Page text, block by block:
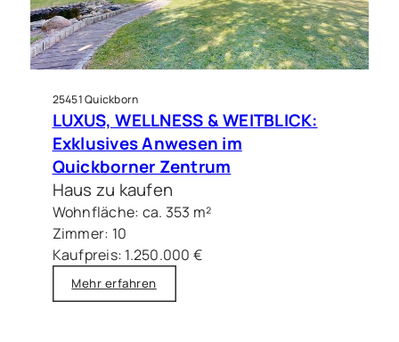
25451 Quickborn
LUXUS, WELLNESS & WEITBLICK:
Exklusives Anwesen im
Quickborner Zentrum
Haus zu kaufen
Wohnfläche: ca. 353 m²
Zimmer: 10
Kaufpreis: 1.250.000 €
Mehr erfahren